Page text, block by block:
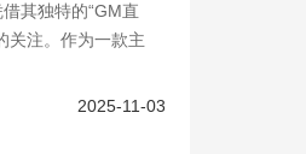
其独特的“GM直
关注。作为一款主
2025-11-03